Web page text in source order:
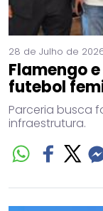
28 de Julho de
Flamengo
futebol
Parceria busca
infraestrutura.